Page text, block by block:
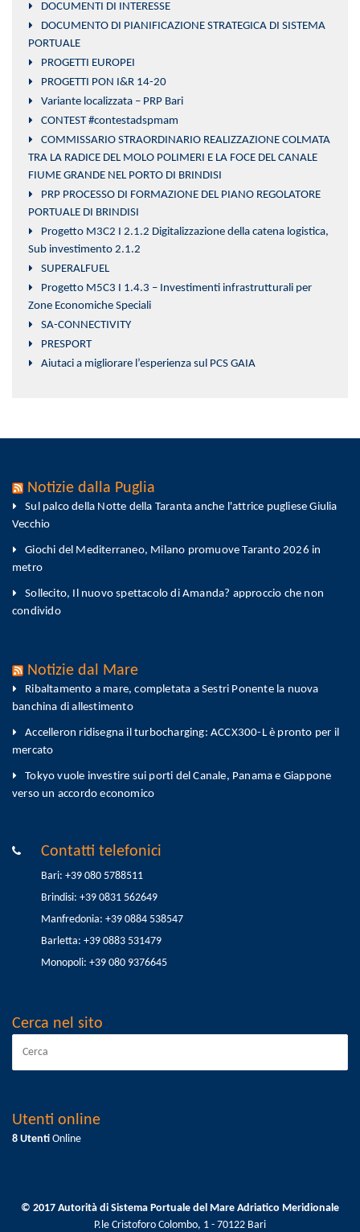
DOCUMENTI DI INTERESSE
DOCUMENTO DI PIANIFICAZIONE STRATEGICA DI SISTEMA
PORTUALE
PROGETTI EUROPEI
PROGETTI PON I&R 14-20
Variante localizzata – PRP Bari
CONTEST #contestadspmam
COMMISSARIO STRAORDINARIO REALIZZAZIONE COLMATA
TRA LA RADICE DEL MOLO POLIMERI E LA FOCE DEL CANALE
FIUME GRANDE NEL PORTO DI BRINDISI
PRP PROCESSO DI FORMAZIONE DEL PIANO REGOLATORE
PORTUALE DI BRINDISI
Progetto M3C2 I 2.1.2 Digitalizzazione della catena logistica,
Sub investimento 2.1.2
SUPERALFUEL
Progetto M5C3 I 1.4.3 – Investimenti infrastrutturali per
Zone Economiche Speciali
SA-CONNECTIVITY
PRESPORT
Aiutaci a migliorare l’esperienza sul PCS GAIA
Notizie dalla Puglia
Sul palco della Notte della Taranta anche l'attrice pugliese Giulia
Vecchio
Giochi del Mediterraneo, Milano promuove Taranto 2026 in
metro
Sollecito, Il nuovo spettacolo di Amanda? approccio che non
condivido
Notizie dal Mare
Ribaltamento a mare, completata a Sestri Ponente la nuova
banchina di allestimento
Accelleron ridisegna il turbocharging: ACCX300-L è pronto per il
mercato
Tokyo vuole investire sui porti del Canale, Panama e Giappone
verso un accordo economico
Contatti telefonici
Bari: +39 080 5788511
Brindisi: +39 0831 562649
Manfredonia: +39 0884 538547
Barletta: +39 0883 531479
Monopoli: +39 080 9376645
Cerca nel sito
Utenti online
8 Utenti Online
© 2017 Autorità di Sistema Portuale del Mare Adriatico Meridionale
P.le Cristoforo Colombo, 1 - 70122 Bari